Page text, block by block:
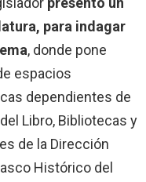
para indagar
, donde pone
espacios
dependientes de
Libro, Bibliotecas y
de la Dirección
Histórico del